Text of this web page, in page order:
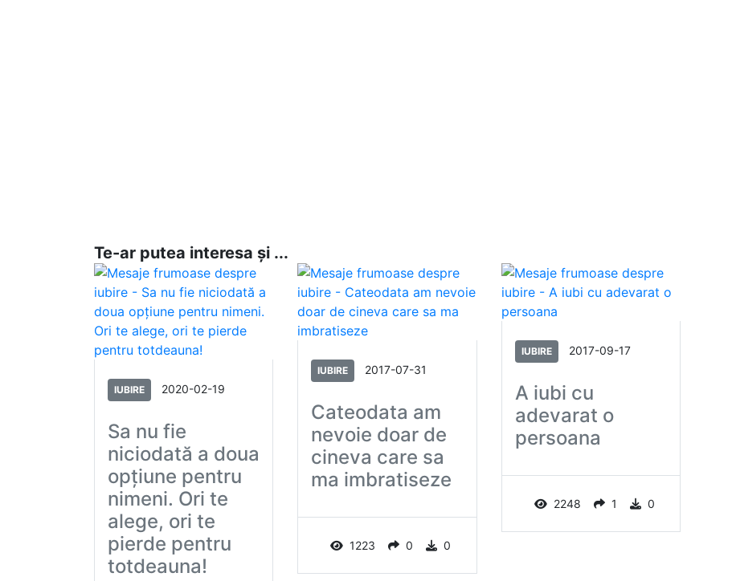
Te-ar putea interesa și ...
IUBIRE 2020-02-19
Sa nu fie
niciodată a doua
opţiune pentru
nimeni. Ori te
alege, ori te
pierde pentru
totdeauna!
IUBIRE 2017-07-31
Cateodata am
nevoie doar de
cineva care sa
ma imbratiseze
1223 0 0
IUBIRE 2017-09-17
A iubi cu
adevarat o
persoana
2248 1 0